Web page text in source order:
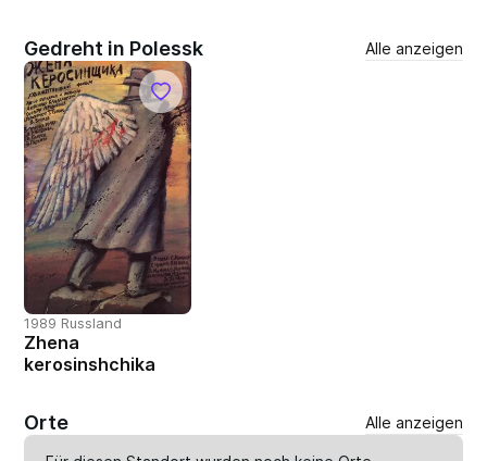
Gedreht in Polessk Alle anzeigen
1989 Russland
Zhena
kerosinshchika
Orte Alle anzeigen